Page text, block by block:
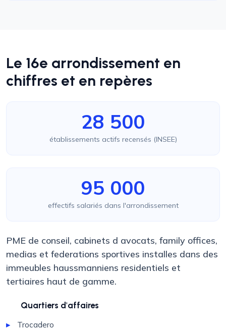
Le 16e arrondissement en
chiffres et en repères
28 500
établissements actifs recensés (INSEE)
95 000
effectifs salariés dans l'arrondissement
PME de conseil, cabinets d avocats, family offices,
medias et federations sportives installes dans des
immeubles haussmanniens residentiels et
tertiaires haut de gamme.
Quartiers d'affaires
Trocadero